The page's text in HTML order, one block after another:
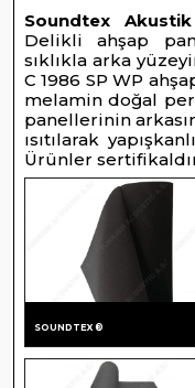
SES
İZOLASYONLARI
İZOLASYON
MALZEMELERI
AKUSTIK
PROJE
REFERANSLAR
RESIMLERI
İNSTAGRAM
Soundtex
Delikli ahşap
sıklıkla arka
C 1986 SP WP
melamin doğal
panellerinin
ısıtılarak
Ürünler
SOUNDTEX ®
PROJE
RESIMLERI
GALERI
HESAPLAYICI
RENKLENDIRME
GÖRSELLERI